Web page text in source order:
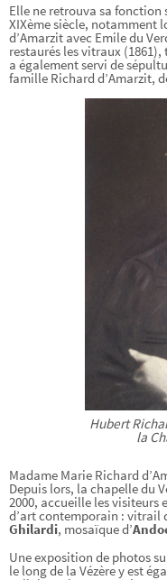
Elle ne retrouva sa fonction
XIXème siècle, notamment
d’Amarzit avec Emile du
restaurés les vitraux
a également servi de
famille Richard d’Amarzit,
Hubert
la
Madame Marie Richard
Depuis lors, la chapelle du
2000, accueille les visiteurs
d’art contemporain : vitrail
Ghilardi, mosaïque d’
Une exposition de photos
le long de la Vézère y est